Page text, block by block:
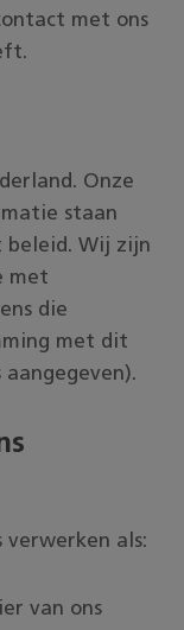
met ons
Onze
staan
beleid. Wij zijn
met
die
met dit
verwerken als:
van ons